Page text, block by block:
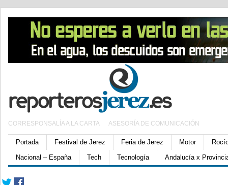
CORRESPONSALÍA A LA CARTA ASESORÍA DE COMUNICACIÓN
Portada Festival de Jerez Feria de Jerez Motor
Nacional – España
Tech Tecnología Andalucía x